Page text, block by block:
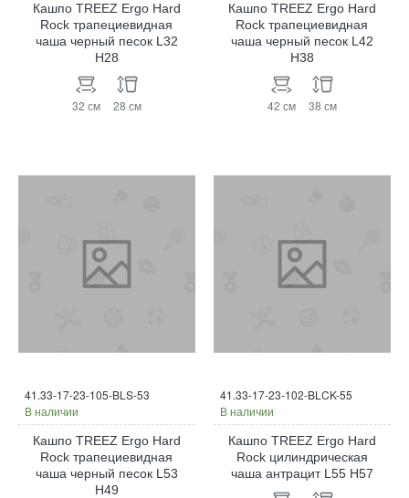
Кашпо TREEZ Ergo Hard
Rock трапециевидная
чаша черный песок L32
H28
32 см 28 см
Кашпо TREEZ Ergo Hard
Rock трапециевидная
чаша черный песок L42
H38
42 см 38 см
41.33-17-23-105-BLS-53
В наличии
Кашпо TREEZ Ergo Hard
Rock трапециевидная
чаша черный песок L53
H49
41.33-17-23-102-BLCK-55
В наличии
Кашпо TREEZ Ergo Hard
Rock цилиндрическая
чаша антрацит L55 H57